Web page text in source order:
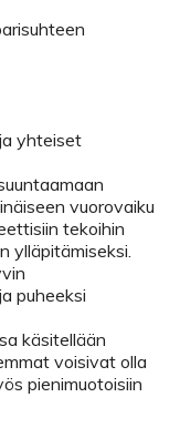
yhteiset
vuorovaiku
tekoihin
ylläpitämiseksi.
puheeksi
käsitellään
voisivat olla
pienimuotoisiin